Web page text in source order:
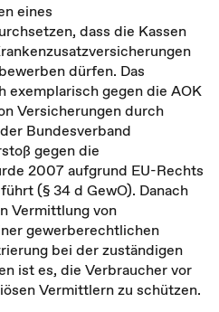
eines
dass die Kassen
dürfen. Das
gegen die AOK
Versicherungen durch
Bundesverband
gegen die
2007 aufgrund EU-Rechts
(§ 34 d GewO). Danach
Vermittlung von
gewerberechtlichen
bei der zuständigen
ist es, die Verbraucher vor
Vermittlern zu schützen.